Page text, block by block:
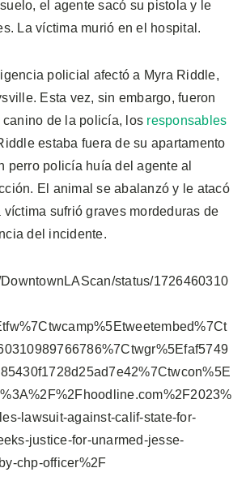
el agente sacó su pistola y le
La víctima murió en el hospital.
policial afectó a Myra Riddle,
Esta vez, sin embargo, fueron
canino de la policía, los responsables
estaba fuera de su apartamento
perro policía huía del agente al
El animal se abalanzó y le atacó
sufrió graves mordeduras de
del incidente.
status/1726460310
lawsuit-against-calif-state-for-
justice-for-unarmed-jesse-
chp-officer%2F